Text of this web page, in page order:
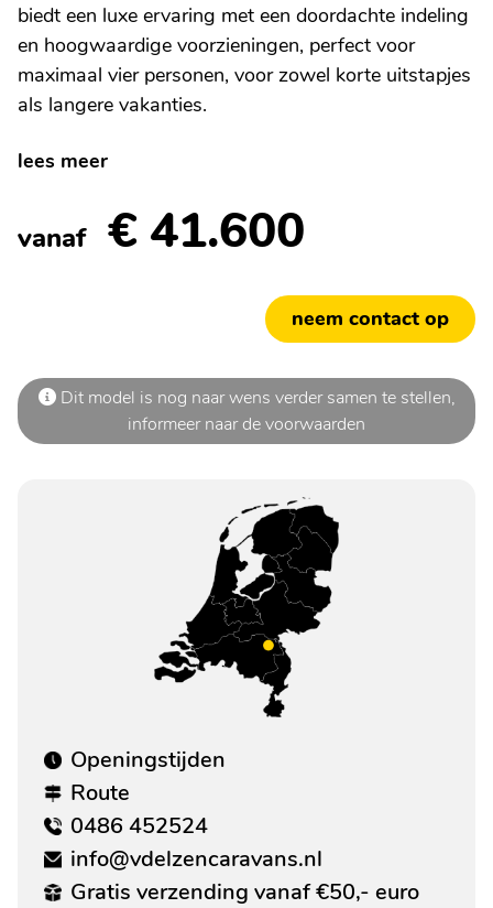
biedt een luxe ervaring met een doordachte indeling
en hoogwaardige voorzieningen, perfect voor
maximaal vier personen, voor zowel korte uitstapjes
als langere vakanties.
lees meer
vanaf € 41.600
neem contact op
Dit model is nog naar wens verder samen te stellen,
informeer naar de voorwaarden
Openingstijden
Route
0486 452524
info@vdelzencaravans.nl
Gratis verzending vanaf €50,- euro